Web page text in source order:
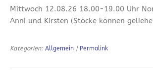
Mittwoch 12.08.26 18.00-19.00 Uhr
Anni und Kirsten (Stöcke können
Kategorien: Allgemein | Permalink